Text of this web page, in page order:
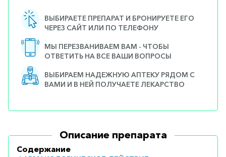
ВЫБИРАЕТЕ ПРЕПАРАТ И БРОНИРУЕТЕ ЕГО
ЧЕРЕЗ САЙТ ИЛИ ПО ТЕЛЕФОНУ
МЫ ПЕРЕЗВАНИВАЕМ ВАМ - ЧТОБЫ
ОТВЕТИТЬ НА ВСЕ ВАШИ ВОПРОСЫ
ВЫБИРАЕМ НАДЕЖНУЮ АПТЕКУ РЯДОМ С
ВАМИ И В НЕЙ ПОЛУЧАЕТЕ ЛЕКАРСТВО
Описание препарата
Содержание